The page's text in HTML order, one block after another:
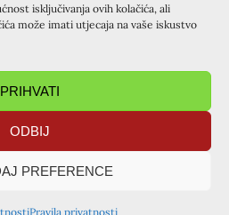
isključivanja ovih kolačića, ali
može imati utjecaja na vaše iskustvo
PRIHVATI
ODBIJ
PREFERENCE
Pravila privatnosti